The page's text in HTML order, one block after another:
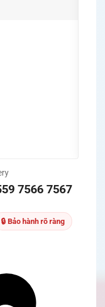
7566 7567
🔒 Bảo hành rõ ràng